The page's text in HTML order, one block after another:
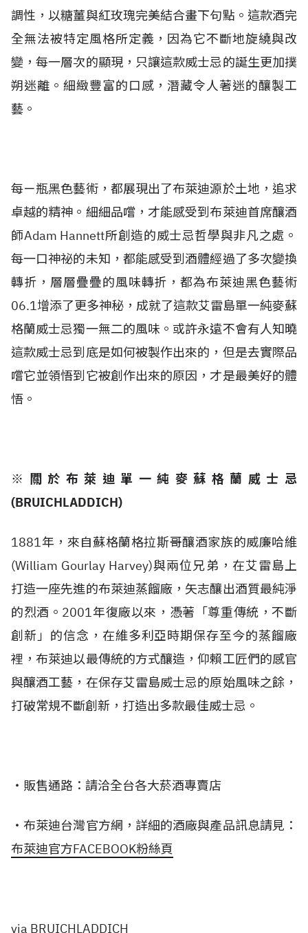
調性，以糖薑與紅玫瑰完美結合畫下句點。這款酒完
全無法被特定風格所定義，因為它不斷地旋繞與改
變，每一層次的顯現，只讓這款威士忌的誕生更加撲
朔迷離。細緻豐富的口感，潛藏令人著迷的釀製工
藝。
每ㄧ瓶黑色藝術，都展現出了布萊迪源於土地，追求
卓越的精神。細細品嚐，才能感受到布萊迪首席釀酒
師Adam Hannett所創造的威士忌哲學與非凡之處。
每一口神祕的未知，都能感受到酒體經過了多次變換
轉折，層層疊疊的風味轉折，都為布萊迪黑色藝術
06.1增添了更多神秘，成就了這款艾雷島單一純麥蘇
格蘭威士忌獨一無二的風味。或許永遠不會有人知曉
這款威士忌到底是如何被製作出來的，但是去實際品
嚐它並領悟到它被創作出來的原因，才是最美好的體
悟。
※關於布萊迪單一純麥蘇格蘭威士忌
(BRUICHLADDICH)
1881年，來自蘇格蘭格拉斯哥釀酒家族的威廉哈維
(William Gourlay Harvey)與兩位兄弟，在艾雷島上
打造一座先進的布萊迪蒸餾廠，矢志釀出酒質最純淨
的烈酒。2001年復廠以來，憑著「尊重傳統，不斷
創新」的信念，在維多利亞時期保存至今的蒸餾廠
裡，布萊迪以最傳統的方式釀造，仰賴工匠們的感官
與釀酒工藝，在保存艾雷島威士忌的原始風味之餘，
打破常規不斷創新，打造出多款最佳威士忌。
‧販售通路：請洽全台各大菸酒專賣店
‧ 布萊迪台灣官方網，詳細的酒廠與產品訊息請見：
布萊迪官方FACEBOOK粉絲頁
via BRUICHLADDICH